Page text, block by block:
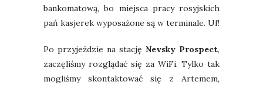
bankomatową, bo miejsca pracy rosyjskich
pań kasjerek wyposażone są w terminale. Uf!
Po przyjeździe na stację Nevsky Prospect,
zaczęliśmy rozglądać się za WiFi. Tylko tak
mogliśmy skontaktować się z Artemem,